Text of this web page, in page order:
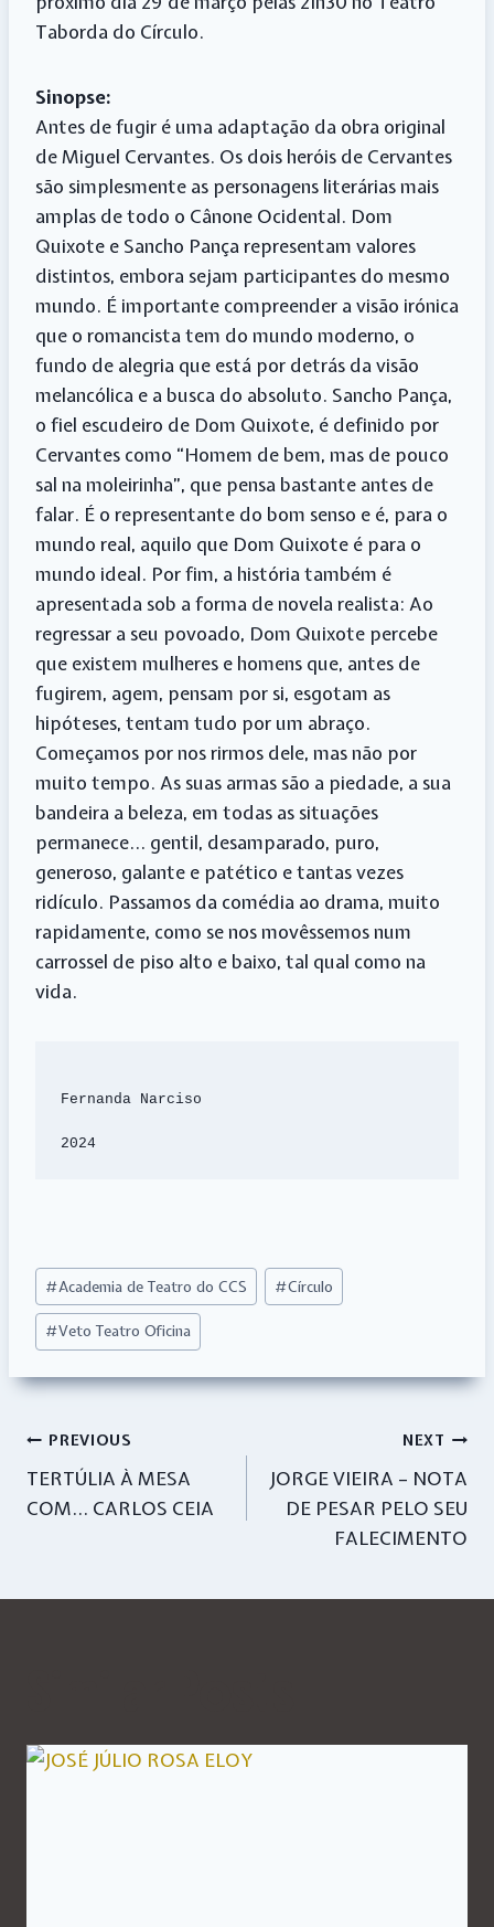
Taborda do Círculo.
Sinopse:
Antes de fugir é uma adaptação da obra original
de Miguel Cervantes. Os dois heróis de Cervantes
são simplesmente as personagens literárias mais
amplas de todo o Cânone Ocidental. Dom
Quixote e Sancho Pança representam valores
distintos, embora sejam participantes do mesmo
mundo. É importante compreender a visão irónica
que o romancista tem do mundo moderno, o
fundo de alegria que está por detrás da visão
melancólica e a busca do absoluto. Sancho Pança,
o fiel escudeiro de Dom Quixote, é definido por
Cervantes como “Homem de bem, mas de pouco
sal na moleirinha”, que pensa bastante antes de
falar. É o representante do bom senso e é, para o
mundo real, aquilo que Dom Quixote é para o
mundo ideal. Por fim, a história também é
apresentada sob a forma de novela realista: Ao
regressar a seu povoado, Dom Quixote percebe
que existem mulheres e homens que, antes de
fugirem, agem, pensam por si, esgotam as
hipóteses, tentam tudo por um abraço.
Começamos por nos rirmos dele, mas não por
muito tempo. As suas armas são a piedade, a sua
bandeira a beleza, em todas as situações
permanece… gentil, desamparado, puro,
generoso, galante e patético e tantas vezes
ridículo. Passamos da comédia ao drama, muito
rapidamente, como se nos movêssemos num
carrossel de piso alto e baixo, tal qual como na
vida.
Fernanda Narciso
2024
Post
Tags:
#Academia de Teatro do CCS #Círculo
#Veto Teatro Oficina
Navegação
de
PREVIOUS
TERTÚLIA À MESA
COM… CARLOS CEIA
NEXT
JORGE VIEIRA – NOTA
DE PESAR PELO SEU
FALECIMENTO